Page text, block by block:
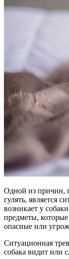
Одной из причин,
гулять, является
возникает у
предметы,
опасные или
Ситуационная
собака видит или